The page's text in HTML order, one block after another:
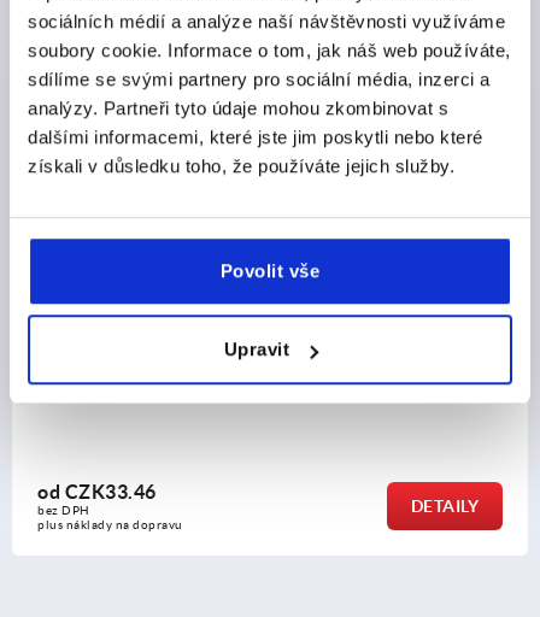
sociálních médií a analýze naší návštěvnosti využíváme
soubory cookie. Informace o tom, jak náš web používáte,
sdílíme se svými partnery pro sociální média, inzerci a
analýzy. Partneři tyto údaje mohou zkombinovat s
dalšími informacemi, které jste jim poskytli nebo které
získali v důsledku toho, že používáte jejich služby.
Povolit vše
Upravit
Ostatní zákazníci také zakoupili
K2145
Hřibovité knoflíky z nerezové oceli, s vnitřním
nízkým nákružkem
odCZK144.14
plus náklady na dopravu